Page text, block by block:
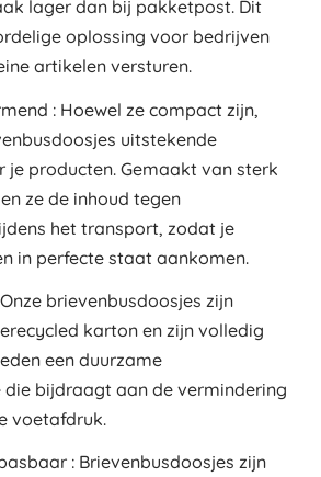
lager dan bij pakketpost. Dit
oplossing voor bedrijven
artikelen versturen.
: Hoewel ze compact zijn,
uitstekende
je producten. Gemaakt van sterk
ze de inhoud tegen
het transport, zodat je
in perfecte staat aankomen.
brievenbusdoosjes zijn
karton en zijn volledig
een duurzame
bijdraagt aan de vermindering
voetafdruk.
: Brievenbusdoosjes zijn